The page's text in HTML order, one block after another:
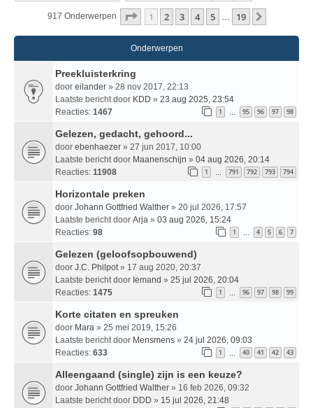
917 Onderwerpen Pagina Van19
1 2 3 4 5 19
Onderwerpen
Preekluisterkring
door eilander » 28 nov 2017, 22:13
Laatste bericht door KDD » 23 aug 2025, 23:54
Reacties: 1467 1 … 95 96 97 98
Gelezen, gedacht, gehoord...
door ebenhaezer » 27 jun 2017, 10:00
Laatste bericht door Maanenschijn » 04 aug 2026, 20:14
Reacties: 11908 1 … 791 792 793 794
Horizontale preken
door Johann Gottfried Walther » 20 jul 2026, 17:57
Laatste bericht door Arja » 03 aug 2026, 15:24
Reacties: 98 1 … 4 5 6 7
Gelezen (geloofsopbouwend)
door J.C. Philpot » 17 aug 2020, 20:37
Laatste bericht door Iemand » 25 jul 2026, 20:04
Reacties: 1475 1 … 96 97 98 99
Korte citaten en spreuken
door Mara » 25 mei 2019, 15:26
Laatste bericht door Mensmens » 24 jul 2026, 09:03
Reacties: 633 1 … 40 41 42 43
Alleengaand (single) zijn is een keuze?
door Johann Gottfried Walther » 16 feb 2026, 09:32
Laatste bericht door DDD » 15 jul 2026, 21:48